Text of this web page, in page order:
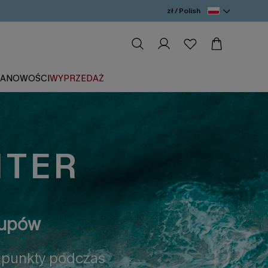
zł / Polish
NOWOŚCIWYPRZEDAŻ
podczas